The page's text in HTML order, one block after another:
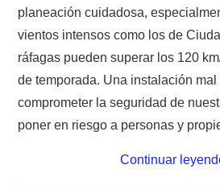
MORSE CW APRENDE Y MAS
NUESTRAS ACTIVIDADES !
PLAN DE BANDAS DE
planeación cuidadosa,
vientos intensos como los de
ráfagas pueden superar los 120
de temporada. Una instalación
comprometer la seguridad de
poner en riesgo a personas y
Continuar